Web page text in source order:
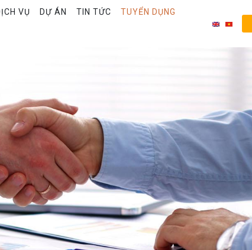
VỤ DỰ ÁN TIN TỨC TUYỂN DỤNG